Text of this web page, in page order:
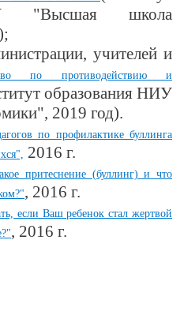
"Высшая школа
учителей и
по противодействию и
образования НИУ
2019 год).
по профилактике буллинга
2016 г.
притеснение (буллинг) и что
, 2016 г.
если Ваш ребенок стал жертвой
, 2016 г.